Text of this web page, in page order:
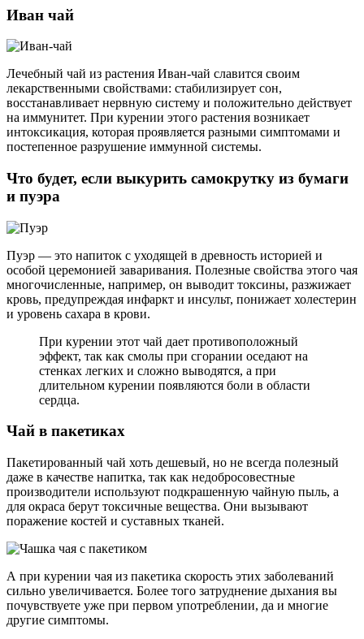
Иван чай
Лечебный чай из растения Иван-чай славится своим
лекарственными свойствами: стабилизирует сон,
восстанавливает нервную систему и положительно действует
на иммунитет. При курении этого растения возникает
интоксикация, которая проявляется разными симптомами и
постепенное разрушение иммунной системы.
Что будет, если выкурить самокрутку из бумаги
и пуэра
Пуэр — это напиток с уходящей в древность историей и
особой церемонией заваривания. Полезные свойства этого чая
многочисленные, например, он выводит токсины, разжижает
кровь, предупреждая инфаркт и инсульт, понижает холестерин
и уровень сахара в крови.
При курении этот чай дает противоположный
эффект, так как смолы при сгорании оседают на
стенках легких и сложно выводятся, а при
длительном курении появляются боли в области
сердца.
Чай в пакетиках
Пакетированный чай хоть дешевый, но не всегда полезный
даже в качестве напитка, так как недобросовестные
производители используют подкрашенную чайную пыль, а
для окраса берут токсичные вещества. Они вызывают
поражение костей и суставных тканей.
А при курении чая из пакетика скорость этих заболеваний
сильно увеличивается. Более того затруднение дыхания вы
почувствуете уже при первом употреблении, да и многие
другие симптомы.